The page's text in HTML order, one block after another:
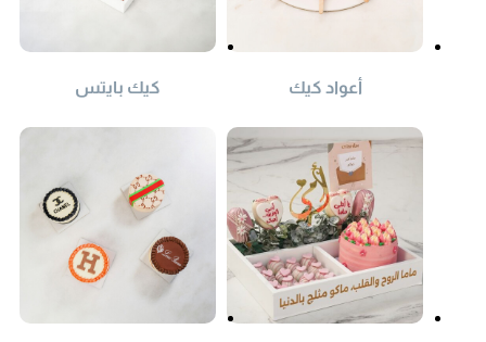
أعواد كيك كيك بايتس